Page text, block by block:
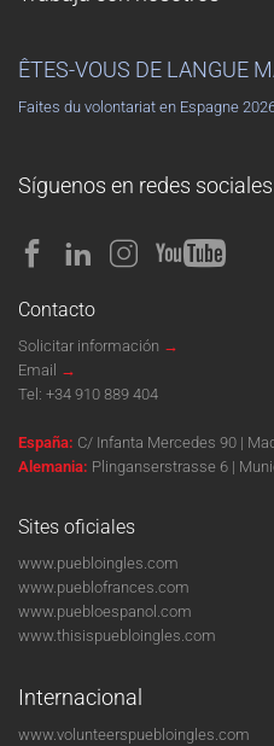
ÊTES-VOUS DE LANGUE
Faites du volontariat en Espagne
Síguenos en redes sociales
Contacto
Solicitar información →
Email →
Tel: +34 910 889 404
España: C/ Infanta Mercedes 90 |
Alemania: Plinganserstrasse 6 |
Sites oficiales
www.puebloingles.com
www.pueblofrances.com
www.puebloespanol.com
www.thisispuebloingles.com
Internacional
www.volunteerspuebloingles.com